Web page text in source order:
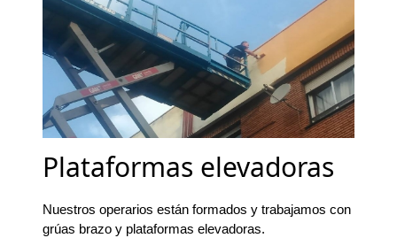
Plataformas elevadoras
Nuestros operarios están formados y trabajamos con
grúas brazo y plataformas elevadoras.